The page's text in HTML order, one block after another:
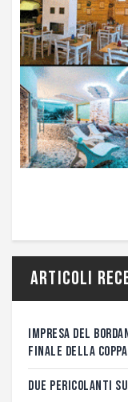
Articoli
IMPRESA DEL
FINALE DELLA
DUE PERICOLANTI